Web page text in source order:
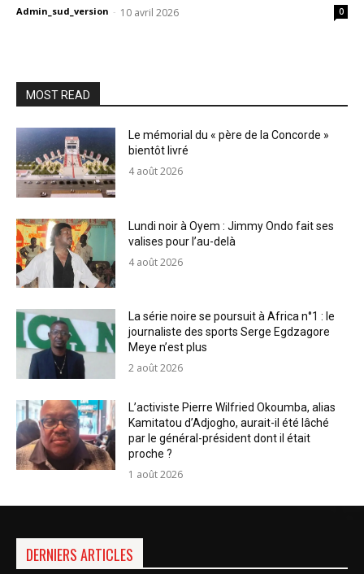
Admin_sud_version - 10 avril 2026 0
MOST READ
Le mémorial du « père de la Concorde »
bientôt livré
4 août 2026
Lundi noir à Oyem : Jimmy Ondo fait ses
valises pour l’au-delà
4 août 2026
La série noire se poursuit à Africa n°1 : le
journaliste des sports Serge Egdzagore
Meye n’est plus
2 août 2026
L’activiste Pierre Wilfried Okoumba, alias
Kamitatou d’Adjogho, aurait-il été lâché
par le général-président dont il était
proche ?
1 août 2026
DERNIERS ARTICLES